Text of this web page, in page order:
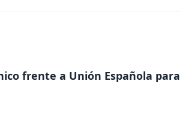
frente a Unión Española para